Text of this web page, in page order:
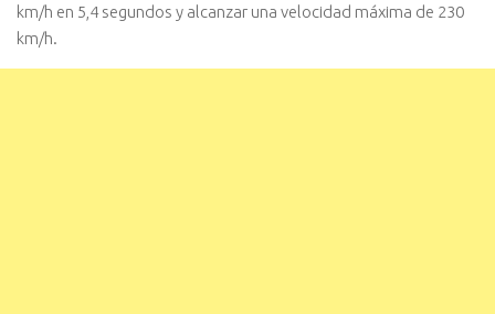
km/h en 5,4 segundos y alcanzar una velocidad máxima de 230
km/h.